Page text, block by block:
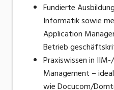
Fundierte
Informatik sowie
Application
Betrieb
Praxiswissen in
Management –
wie Docucom/